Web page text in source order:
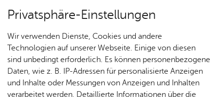
Über­sicht Bür­ger & Stadt
Dienst­leis­tun­gen A–Z
Vor­le­sen
Privatsphäre-Einstellungen
Wir verwenden Dienste, Cookies und andere
Technologien auf unserer Webseite. Einige von diesen
sind unbedingt erforderlich. Es können personenbezogene
Daten, wie z. B. IP-Adressen für personalisierte Anzeigen
und Inhalte oder Messungen von Anzeigen und Inhalten
verarbeitet werden. Detaillierte Informationen über die